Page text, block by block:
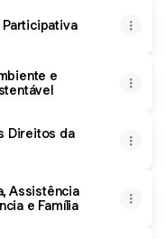
e
Direitos da
Assistência
e Família